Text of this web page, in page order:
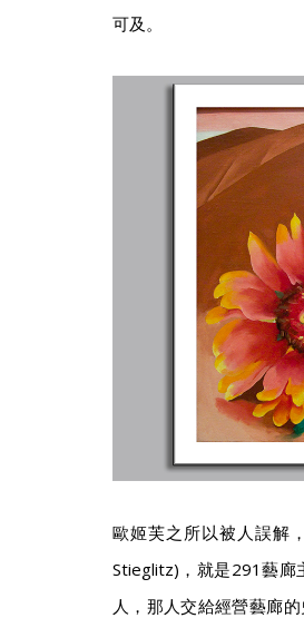
可及。
歐姬芙之所以被人誤解
Stieglitz)，就是291藝廊
人，那人交給經營藝廊